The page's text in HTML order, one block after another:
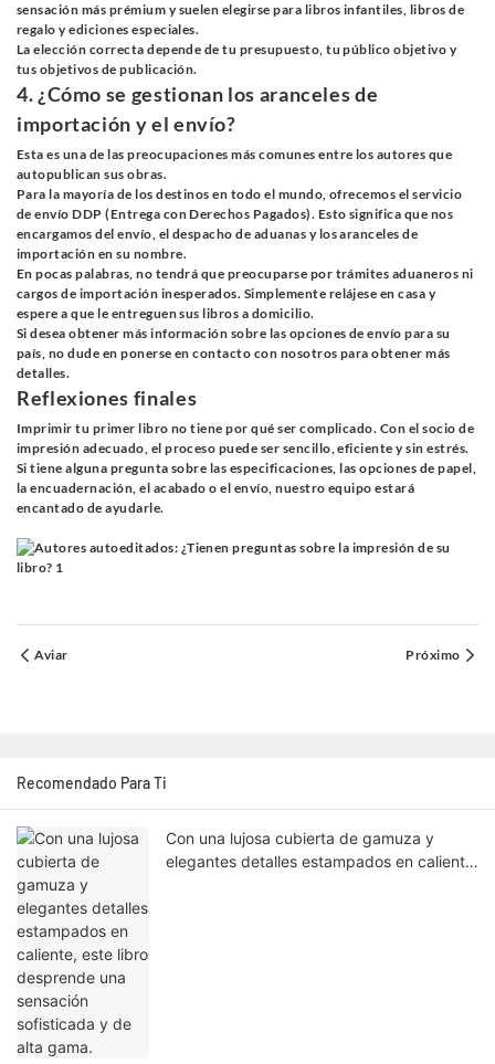
sensación más prémium y suelen elegirse para libros infantiles, libros de
regalo y ediciones especiales.
La elección correcta depende de tu presupuesto, tu público objetivo y
tus objetivos de publicación.
4. ¿Cómo se gestionan los aranceles de
importación y el envío?
Esta es una de las preocupaciones más comunes entre los autores que
autopublican sus obras.
Para la mayoría de los destinos en todo el mundo, ofrecemos el servicio
de envío DDP (Entrega con Derechos Pagados). Esto significa que nos
encargamos del envío, el despacho de aduanas y los aranceles de
importación en su nombre.
En pocas palabras, no tendrá que preocuparse por trámites aduaneros ni
cargos de importación inesperados. Simplemente relájese en casa y
espere a que le entreguen sus libros a domicilio.
Si desea obtener más información sobre las opciones de envío para su
país, no dude en ponerse en contacto con nosotros para obtener más
detalles.
Reflexiones finales
Imprimir tu primer libro no tiene por qué ser complicado. Con el socio de
impresión adecuado, el proceso puede ser sencillo, eficiente y sin estrés.
Si tiene alguna pregunta sobre las especificaciones, las opciones de papel,
la encuadernación, el acabado o el envío, nuestro equipo estará
encantado de ayudarle.
Aviar Próximo
Recomendado Para Ti
Con una lujosa cubierta de gamuza y
elegantes detalles estampados en caliente,